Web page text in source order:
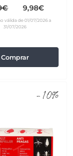
50 ml
9,98€
válida de 01/07/2026 a
31/07/2026
Comprar
-10%